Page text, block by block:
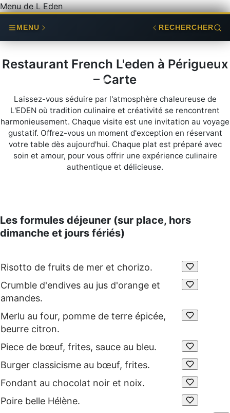
Menu de L Eden
MENU RECHERCHER
Restaurant French L'eden à Périgueux
– Carte
Laissez-vous séduire par l'atmosphère chaleureuse de
L'EDEN où tradition culinaire et créativité se rencontrent
harmonieusement. Chaque visite est une invitation au voyage
gustatif. Offrez-vous un moment d'exception en réservant
votre table dès aujourd'hui. Chaque plat est préparé avec
soin et amour, pour vous offrir une expérience culinaire
authentique et délicieuse.
Les formules déjeuner (sur place, hors
dimanche et jours fériés)
Risotto de fruits de mer et chorizo.
Crumble d'endives au jus d'orange et
amandes.
Merlu au four, pomme de terre épicée,
beurre citron.
Piece de bœuf, frites, sauce au bleu.
Burger classicisme au bœuf, frites.
Fondant au chocolat noir et noix.
Poire belle Hélène.